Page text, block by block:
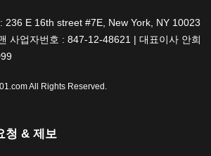
236 E 16th street #7E, New York, NY 10023
사업자번호 : 847-12-48621 | 대표이사 안희
All Rights Reserved.
청 & 제보